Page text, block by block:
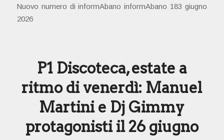
Nuovo numero di informAbano informAbano 183 giugno
2026
P1 Discoteca, estate a
ritmo di venerdì: Manuel
Martini e Dj Gimmy
protagonisti il 26 giugno